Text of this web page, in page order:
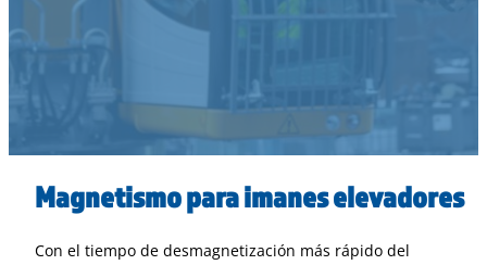
Magnetismo para imanes elevadores
Con el tiempo de desmagnetización más rápido del